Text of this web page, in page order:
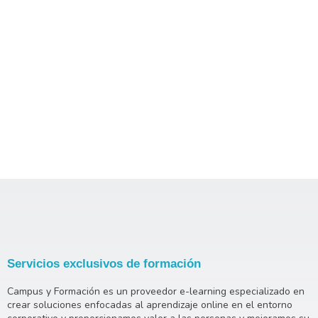
Servicios exclusivos de formación
Campus y Formación es un proveedor e-learning especializado en
crear soluciones enfocadas al aprendizaje online en el entorno